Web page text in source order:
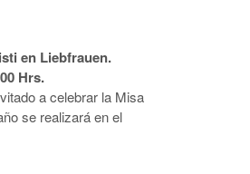
en Liebfrauen.
Hrs.
a celebrar la Misa
se realizará en el